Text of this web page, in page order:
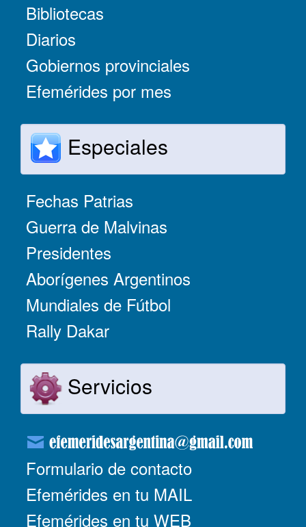
Bibliotecas
Diarios
Gobiernos provinciales
Efemérides por mes
Especiales
Fechas Patrias
Guerra de Malvinas
Presidentes
Aborígenes Argentinos
Mundiales de Fútbol
Rally Dakar
Servicios
Formulario de contacto
Efemérides en tu MAIL
Efemérides en tu WEB